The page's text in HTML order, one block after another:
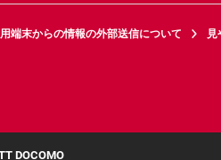
端末からの情報の外部送信について
見
DOCOMO